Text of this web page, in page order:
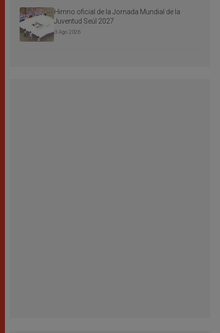
Himno oficial de la Jornada Mundial de la
Juventud Seúl 2027
3 Ago 2026